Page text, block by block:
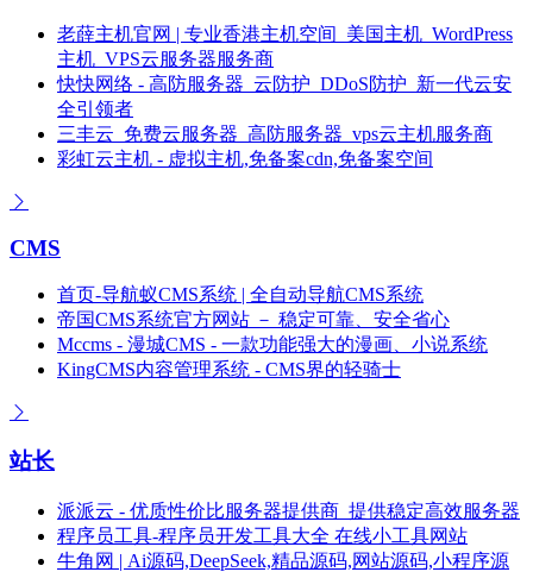
老薛主机官网 | 专业香港主机空间_美国主机_WordPress
主机_VPS云服务器服务商
快快网络 - 高防服务器_云防护_DDoS防护_新一代云安
全引领者
三丰云_免费云服务器_高防服务器_vps云主机服务商
彩虹云主机 - 虚拟主机,免备案cdn,免备案空间
CMS
首页-导航蚁CMS系统 | 全自动导航CMS系统
帝国CMS系统官方网站 － 稳定可靠、安全省心
Mccms - 漫城CMS - 一款功能强大的漫画、小说系统
KingCMS内容管理系统 - CMS界的轻骑士
站长
派派云 - 优质性价比服务器提供商_提供稳定高效服务器
程序员工具-程序员开发工具大全 在线小工具网站
牛角网 | Ai源码,DeepSeek,精品源码,网站源码,小程序源